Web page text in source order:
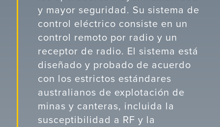
y mayor seguridad. Su sistema de
control eléctrico consiste en un
control remoto por radio y un
receptor de radio. El sistema está
diseñado y probado de acuerdo
con los estrictos estándares
australianos de explotación de
minas y canteras, incluida la
susceptibilidad a RF y la